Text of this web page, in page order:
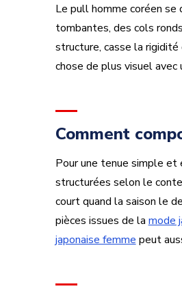
Le pull homme coréen
tombantes, des cols
structure, casse la
chose de plus visuel
Comment
Pour une tenue simple et
structurées selon le
court quand la saison le
pièces issues de la mode
japonaise femme peut